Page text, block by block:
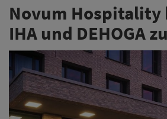
Novum Hospitality
IHA und DEHOGA